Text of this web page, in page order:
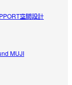
空間設計
MUJI